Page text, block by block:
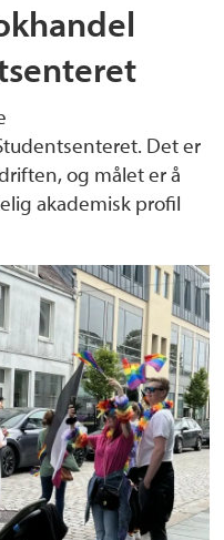
Det er
og målet er å
akademisk profil